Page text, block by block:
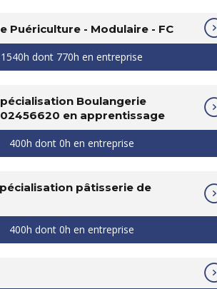
Puériculture - Modulaire - FC
1540h dont 770h en entreprise
Boulangerie
en apprentissage
400h dont 0h en entreprise
pâtisserie de
400h dont 0h en entreprise